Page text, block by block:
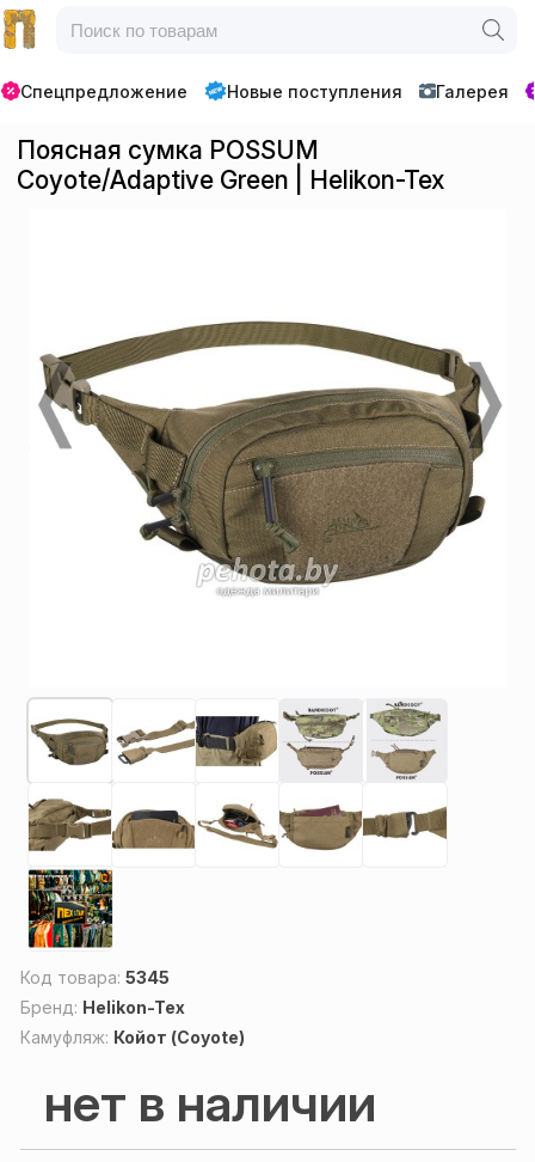
Спецпредложение Новые поступления Галерея
Поясная сумка POSSUM
Coyote/Adaptive Green | Helikon-Tex
Код товара: 5345
Бренд: Helikon-Tex
Камуфляж: Койот (Coyote)
нет в наличии